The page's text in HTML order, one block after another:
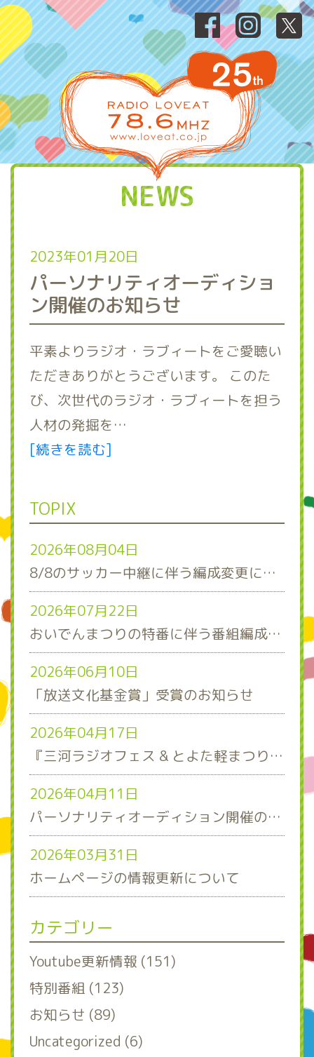
NEWS
2023年01月20日
パーソナリティオーディショ
ン開催のお知らせ
平素よりラジオ・ラブィートをご愛聴い
ただきありがとうございます。 このた
び、次世代のラジオ・ラブィートを担う
人材の発掘を…
[続きを読む]
TOPIX
2026年08月04日
8/8のサッカー中継に伴う編成変更について
2026年07月22日
おいでんまつりの特番に伴う番組編成について
2026年06月10日
「放送文化基金賞」受賞のお知らせ
2026年04月17日
『三河ラジオフェス & とよた軽まつり』ステージスケジュール発表！
2026年04月11日
パーソナリティオーディション開催のお知らせ
2026年03月31日
ホームページの情報更新について
カテゴリー
Youtube更新情報 (151)
特別番組 (123)
お知らせ (89)
Uncategorized (6)